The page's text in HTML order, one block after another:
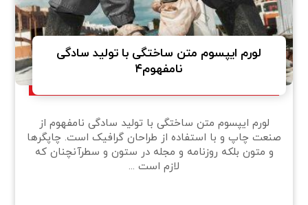
لورم ایپسوم متن ساختگی با تولید سادگی
نامفهوم۴
لورم ایپسوم متن ساختگی با تولید سادگی نامفهوم از
صنعت چاپ و با استفاده از طراحان گرافیک است. چاپگرها
و متون بلکه روزنامه و مجله در ستون و سطرآنچنان که
لازم است ...